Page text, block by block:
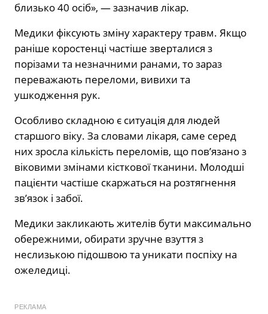
близько 40 осіб», — зазначив лікар.
Медики фіксують зміну характеру травм. Якщо
раніше коростенці частіше зверталися з
порізами та незначними ранами, то зараз
переважають переломи, вивихи та
ушкодження рук.
Особливо складною є ситуація для людей
старшого віку. За словами лікаря, саме серед
них зросла кількість переломів, що пов’язано з
віковими змінами кісткової тканини. Молодші
пацієнти частіше скаржаться на розтягнення
зв’язок і забої.
Медики закликають жителів бути максимально
обережними, обирати зручне взуття з
неслизькою підошвою та уникати поспіху на
ожеледиці.
РЕКЛАМА